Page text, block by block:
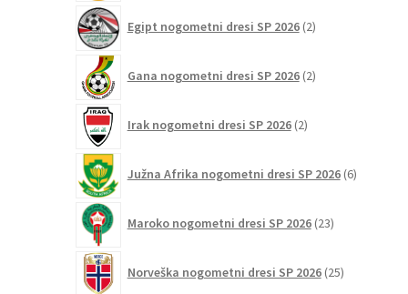
Egipt nogometni dresi SP 2026 2izdelka
Gana nogometni dresi SP 2026 2izdelka
Irak nogometni dresi SP 2026 2izdelka
Južna Afrika nogometni dresi SP 2026 6izdelkov
Maroko nogometni dresi SP 2026 23izdelkov
Norveška nogometni dresi SP 2026 25izdelkov